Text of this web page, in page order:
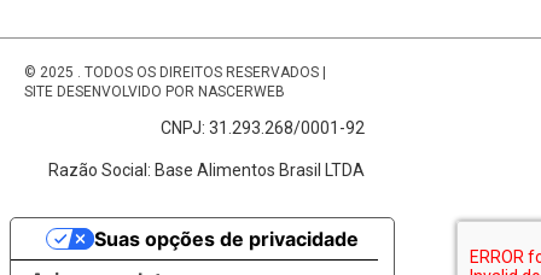
© 2025 . TODOS OS DIREITOS RESERVADOS |
SITE DESENVOLVIDO POR NASCERWEB
CNPJ: 31.293.268/0001-92
Razão Social: Base Alimentos Brasil LTDA
Suas opções de privacidade